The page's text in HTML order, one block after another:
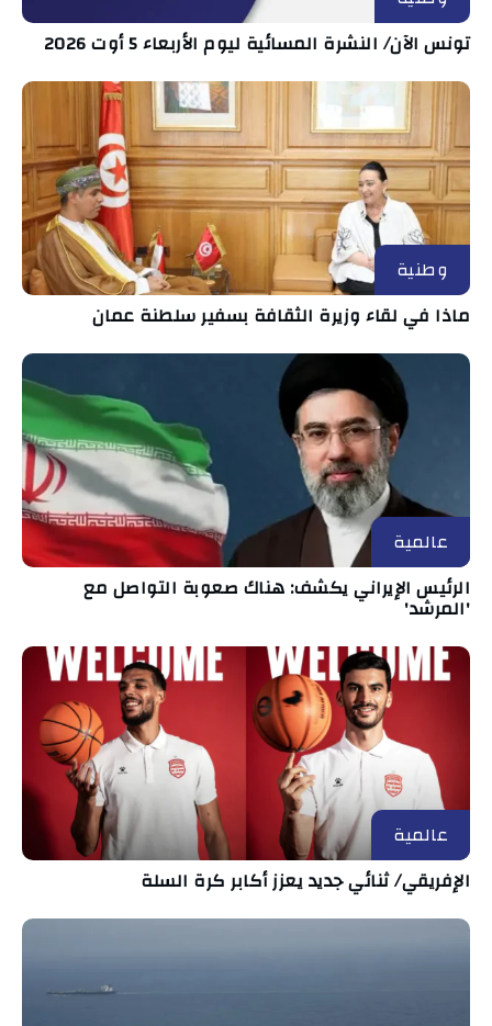
تونس الآن/ النشرة المسائية ليوم الأربعاء 5 أوت 2026
وطنية
ماذا في لقاء وزيرة الثقافة بسفير سلطنة عمان
عالمية
الرئيس الإيراني يكشف: هناك صعوبة التواصل مع
'المرشد'
عالمية
الإفريقي/ ثنائي جديد يعزز أكابر كرة السلة